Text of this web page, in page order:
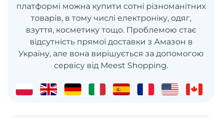
платформі можна купити сотні різноманітних
товарів, в тому числі електроніку, одяг,
взуття, косметику тощо. Проблемою стає
відсутність прямої доставки з Амазон в
Україну, але вона вирішується за допомогою
сервісу від Meest Shopping.